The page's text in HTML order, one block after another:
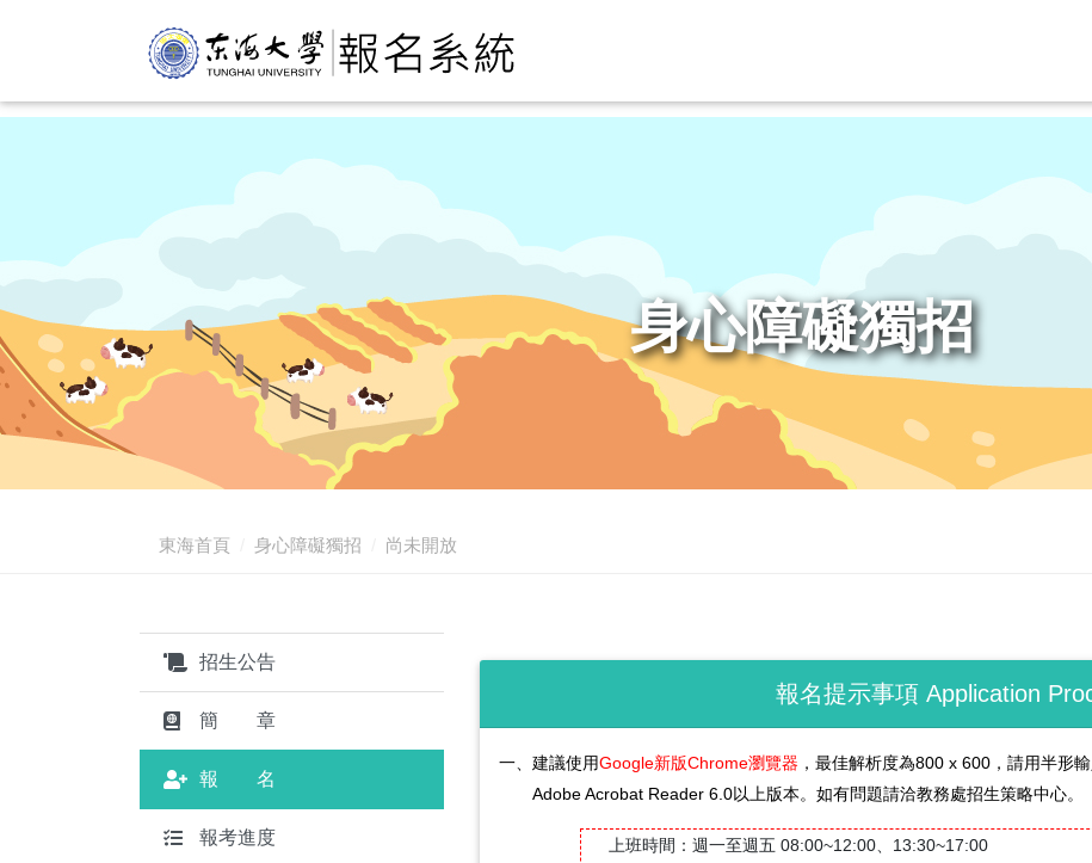
身心障礙獨招
東海首頁 身心障礙獨招 尚未開放
招生公告
簡 章
報 名
報考進度
報名提示事項 Application
一、建議使用Google新版Chrome瀏覽器 ，最佳解析度為800 x 600，請用半形
Adobe Acrobat Reader 6.0以上版本。如有問題請洽教務處招生策略中心。
上班時間：週一至週五 08:00~12:00、13:30~17:00